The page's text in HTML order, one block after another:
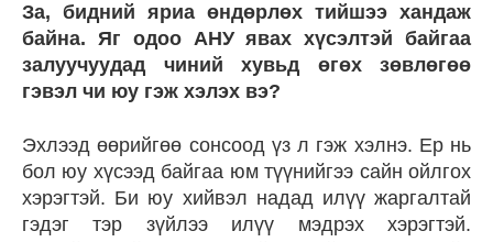
За, бидний яриа өндөрлөх тийшээ хандаж
байна. Яг одоо АНУ явах хүсэлтэй байгаа
залуучуудад чиний хувьд өгөх зөвлөгөө
гэвэл чи юу гэж хэлэх вэ?
Эхлээд өөрийгөө сонсоод үз л гэж хэлнэ. Ер нь
бол юу хүсээд байгаа юм түүнийгээ сайн ойлгох
хэрэгтэй. Би юу хийвэл надад илүү жаргалтай
гэдэг тэр зүйлээ илүү мэдрэх хэрэгтэй.